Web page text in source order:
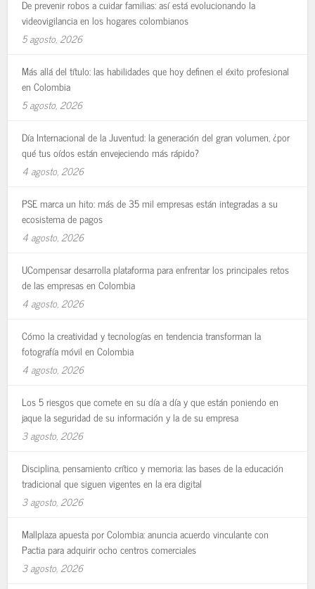
De prevenir robos a cuidar familias: así está evolucionando la
videovigilancia en los hogares colombianos
5 agosto, 2026
Más allá del título: las habilidades que hoy definen el éxito profesional
en Colombia
5 agosto, 2026
Día Internacional de la Juventud: la generación del gran volumen, ¿por
qué tus oídos están envejeciendo más rápido?
4 agosto, 2026
PSE marca un hito: más de 35 mil empresas están integradas a su
ecosistema de pagos
4 agosto, 2026
UCompensar desarrolla plataforma para enfrentar los principales retos
de las empresas en Colombia
4 agosto, 2026
Cómo la creatividad y tecnologías en tendencia transforman la
fotografía móvil en Colombia
4 agosto, 2026
Los 5 riesgos que comete en su día a día y que están poniendo en
jaque la seguridad de su información y la de su empresa
3 agosto, 2026
Disciplina, pensamiento crítico y memoria: las bases de la educación
tradicional que siguen vigentes en la era digital
3 agosto, 2026
Mallplaza apuesta por Colombia: anuncia acuerdo vinculante con
Pactia para adquirir ocho centros comerciales
3 agosto, 2026